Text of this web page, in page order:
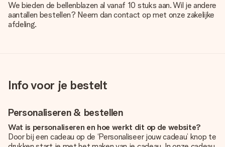
We bieden de bellenblazen al vanaf 10 stuks aan. Wil je andere
aantallen bestellen? Neem dan contact op met onze zakelijke
afdeling.
Info voor je bestelt
Personaliseren & bestellen
Wat is personaliseren en hoe werkt dit op de website?
Door bij een cadeau op de ‘Personaliseer jouw cadeau’ knop te